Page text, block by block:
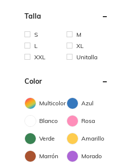
Talla
S
M
L
XL
XXL
Unitalla
Color
Multicolor Azul
Blanco Rosa
Verde Amarillo
Marrón Morado